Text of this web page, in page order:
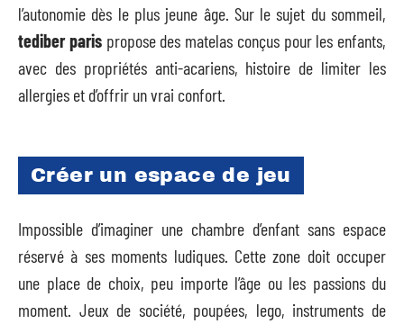
l’autonomie dès le plus jeune âge. Sur le sujet du sommeil,
tediber parispropose des matelas conçus pour les enfants,
avec des propriétés anti-acariens, histoire de limiter les
allergies et d’offrir un vrai confort.
Créer un espace de jeu
Impossible d’imaginer une chambre d’enfant sans espace
réservé à ses moments ludiques. Cette zone doit occuper
une place de choix, peu importe l’âge ou les passions du
moment. Jeux de société, poupées, lego, instruments de